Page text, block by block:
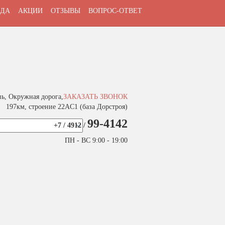
АКЦИИ ОТЗЫВЫ ВОПРОС-ОТВЕТ
ЗАКАЗАТЬ ЗВОНОК
Окружная дорога,
197км, строение 22АC1 (база Дорстроя)
+7 / 4912 / 99-4142
ПН - ВС 9:00 - 19:00